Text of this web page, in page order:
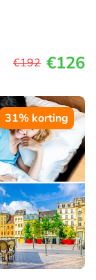
€192 €126
31% korting